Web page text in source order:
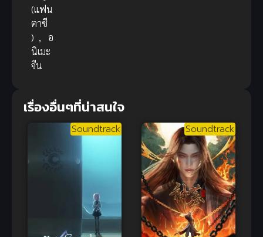
(แฟน
ตาซี
) ,
อ
นิเมะ
จีน
เรื่องอื่นๆที่น่าสนใจ
Soundtrack Soundtrack